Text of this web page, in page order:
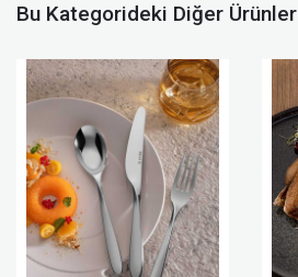
Bu Kategorideki Diğer Ürünler